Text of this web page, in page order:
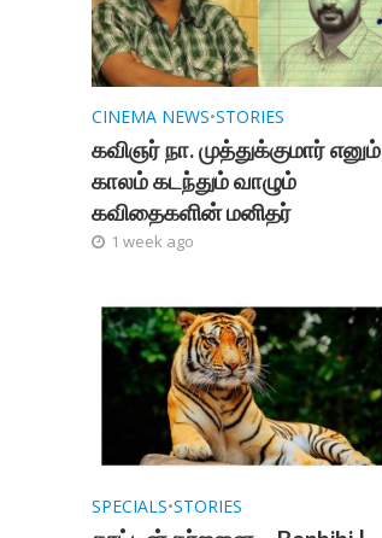
CINEMA NEWS•STORIES
கவிஞர் நா. முத்துக்குமார் எனும்
காலம் கடந்தும் வாழும்
கவிதைகளின் மனிதர்
1 week ago
SPECIALS•STORIES